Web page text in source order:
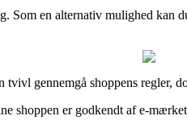
Som en alternativ mulighed
gennemgå shoppens regler,
shoppen er godkendt af e-